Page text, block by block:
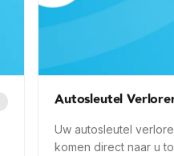
Autosleutel
Uw autosleutel
komen direct naar u